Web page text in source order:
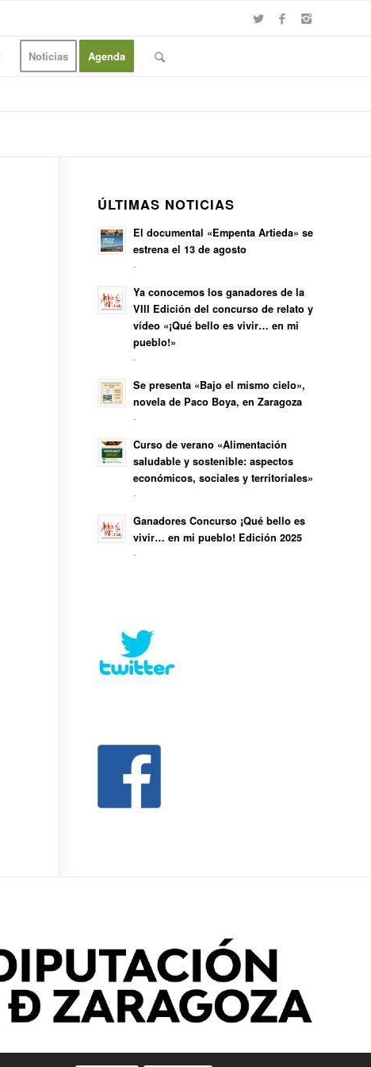
Noticias Agenda
ÚLTIMAS NOTICIAS
El documental «Empenta Artieda» se
estrena el 13 de agosto
-
Ya conocemos los ganadores de la
VIII Edición del concurso de relato y
vídeo «¡Qué bello es vivir… en mi
pueblo!»
-
Se presenta «Bajo el mismo cielo»,
novela de Paco Boya, en Zaragoza
-
Curso de verano «Alimentación
saludable y sostenible: aspectos
económicos, sociales y territoriales»
-
Ganadores Concurso ¡Qué bello es
vivir… en mi pueblo! Edición 2025
-